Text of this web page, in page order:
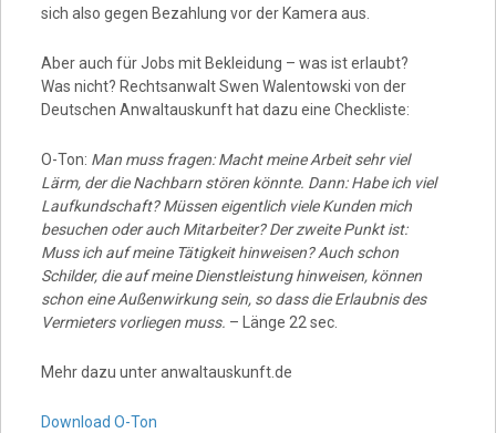
sich also gegen Bezahlung vor der Kamera aus.
Aber auch für Jobs mit Bekleidung – was ist erlaubt?
Was nicht? Rechtsanwalt Swen Walentowski von der
Deutschen Anwaltauskunft hat dazu eine Checkliste:
O-Ton: Man muss fragen: Macht meine Arbeit sehr viel
Lärm, der die Nachbarn stören könnte. Dann: Habe ich viel
Laufkundschaft? Müssen eigentlich viele Kunden mich
besuchen oder auch Mitarbeiter? Der zweite Punkt ist:
Muss ich auf meine Tätigkeit hinweisen? Auch schon
Schilder, die auf meine Dienstleistung hinweisen, können
schon eine Außenwirkung sein, so dass die Erlaubnis des
Vermieters vorliegen muss. – Länge 22 sec.
Mehr dazu unter anwaltauskunft.de
Download O-Ton